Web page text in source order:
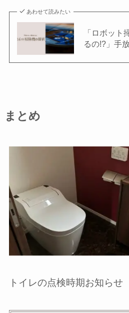
あわせて読みたい
「ロボット
るの!?」手
まとめ
トイレの点検時期お知らせ